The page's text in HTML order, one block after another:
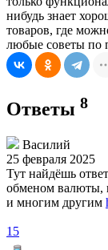
нибудь знает
товаров, где
любые советы по
Ответы 8
Василий
25 февраля 2025
Тут найдёшь
обменом валюты,
и многим другим
15